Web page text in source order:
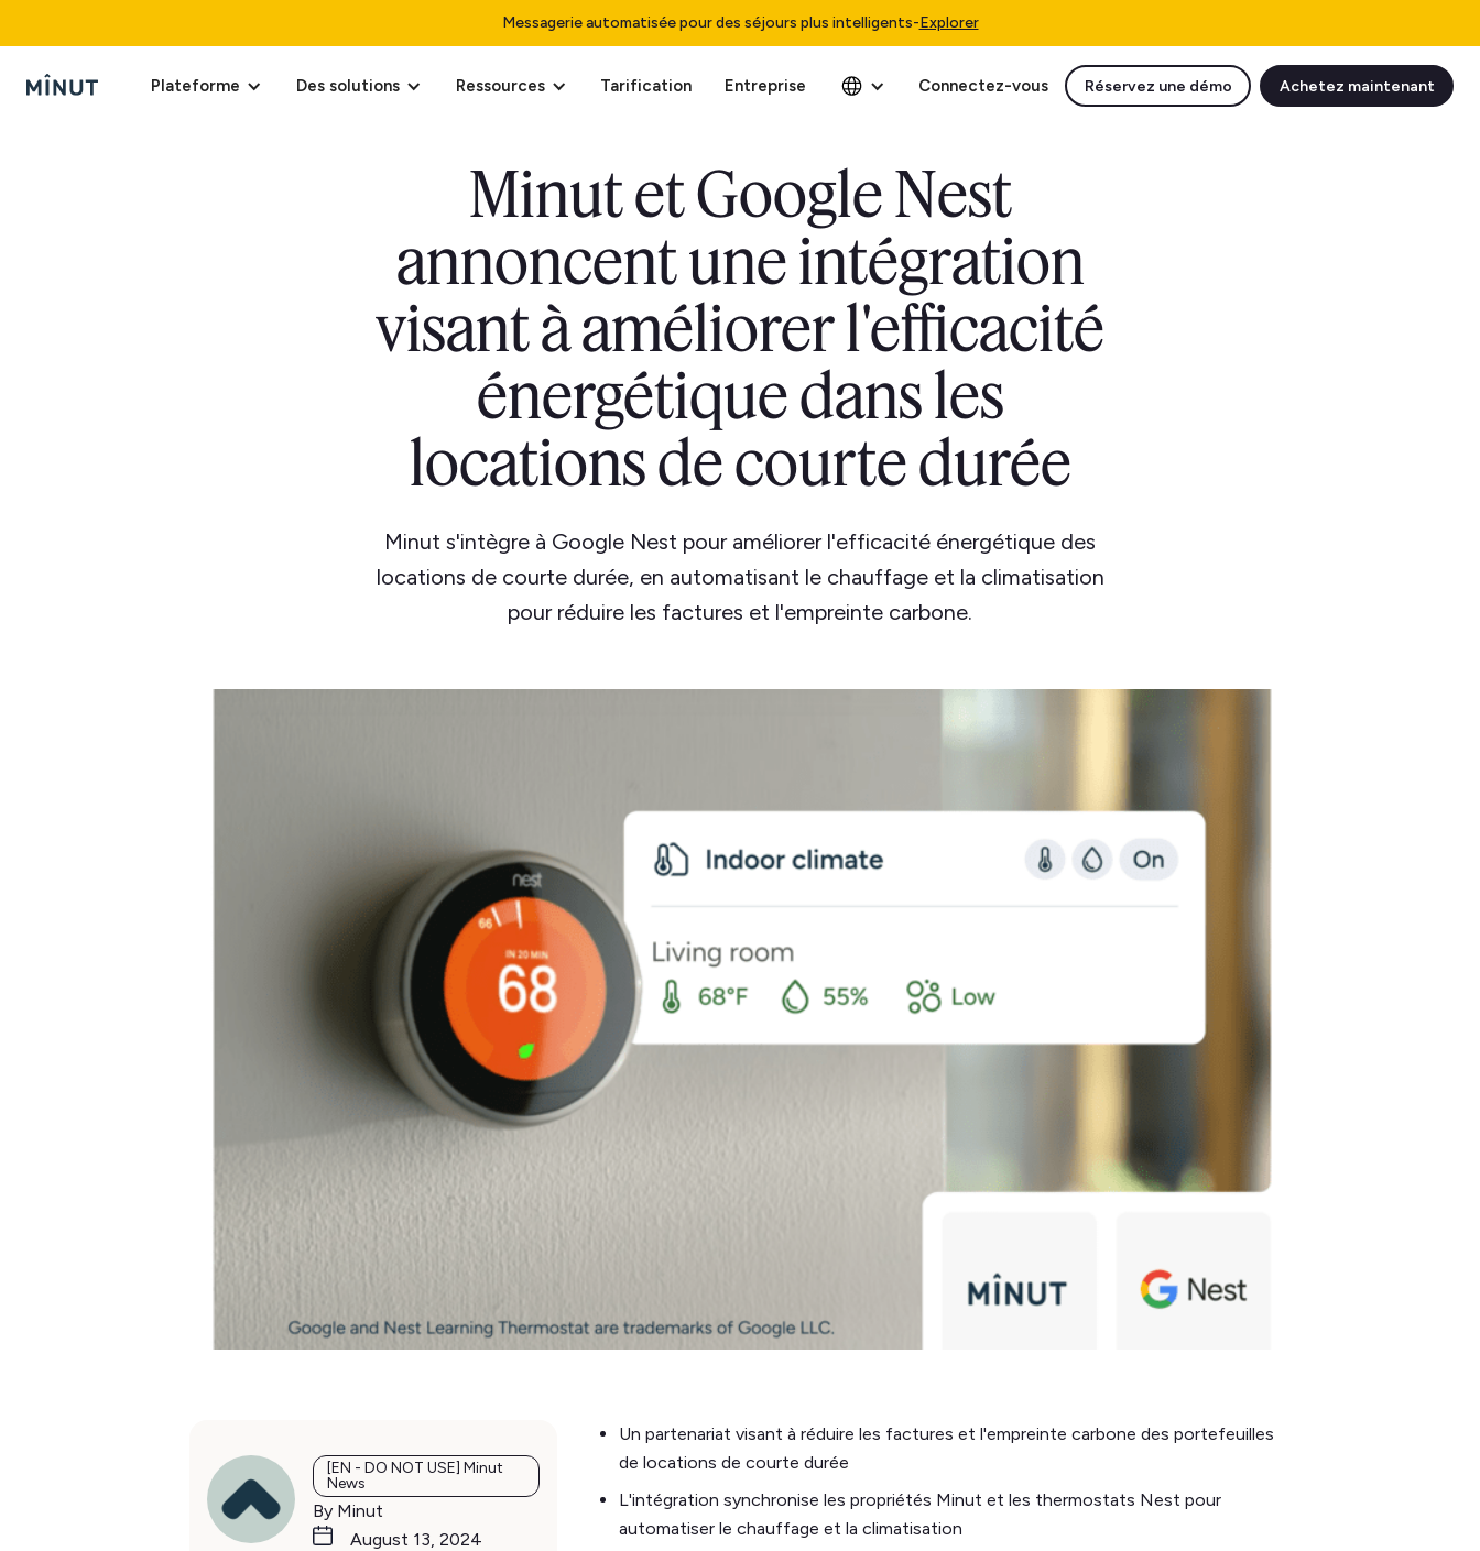
Messagerie automatisée pour des séjours plus intelligents-Explorer
Plateforme Des solutions Ressources Tarification Entreprise Connectez-vous Réservez une démo Achetez maintenant
Minut et Google Nest
annoncent une intégration
visant à améliorer l'efficacité
énergétique dans les
locations de courte durée
Minut s'intègre à Google Nest pour améliorer l'efficacité énergétique des
locations de courte durée, en automatisant le chauffage et la climatisation
pour réduire les factures et l'empreinte carbone.
[EN - DO NOT USE] Minut
News
By Minut
August 13, 2024
Un partenariat visant à réduire les factures et l'empreinte carbone des portefeuilles
de locations de courte durée
L'intégration synchronise les propriétés Minut et les thermostats Nest pour
automatiser le chauffage et la climatisation